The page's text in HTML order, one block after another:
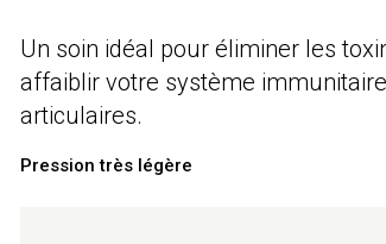
Un soin idéal pour éliminer les
affaiblir votre système
articulaires.
Pression très légère